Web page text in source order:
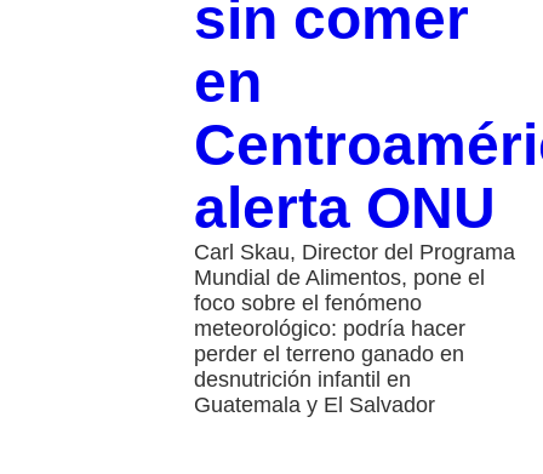
sin comer
en
alerta ONU
Carl Skau, Director del Programa
Mundial de Alimentos, pone el
foco sobre el fenómeno
meteorológico: podría hacer
perder el terreno ganado en
desnutrición infantil en
Guatemala y El Salvador